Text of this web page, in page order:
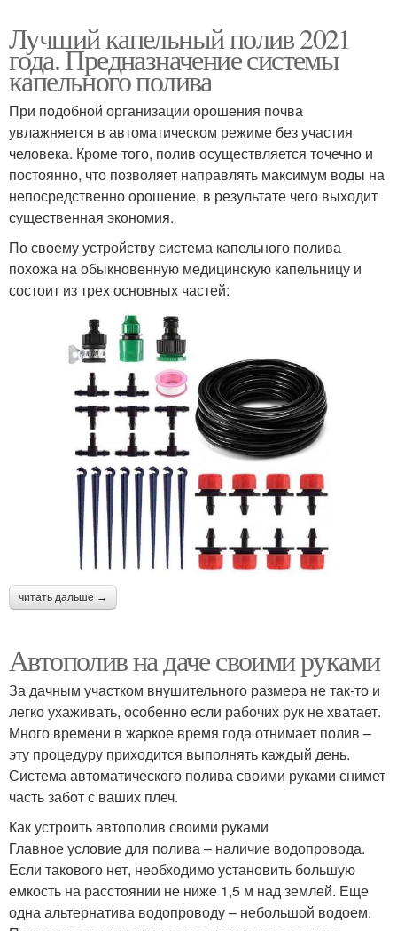
Лучший капельный полив 2021
года. Предназначение системы
капельного полива
При подобной организации орошения почва
увлажняется в автоматическом режиме без участия
человека. Кроме того, полив осуществляется точечно и
постоянно, что позволяет направлять максимум воды на
непосредственно орошение, в результате чего выходит
существенная экономия.
По своему устройству система капельного полива
похожа на обыкновенную медицинскую капельницу и
состоит из трех основных частей:
читать дальше →
Автополив на даче своими руками
За дачным участком внушительного размера не так-то и
легко ухаживать, особенно если рабочих рук не хватает.
Много времени в жаркое время года отнимает полив –
эту процедуру приходится выполнять каждый день.
Система автоматического полива своими руками снимет
часть забот с ваших плеч.
Как устроить автополив своими руками
Главное условие для полива – наличие водопровода.
Если такового нет, необходимо установить большую
емкость на расстоянии не ниже 1,5 м над землей. Еще
одна альтернатива водопроводу – небольшой водоем.